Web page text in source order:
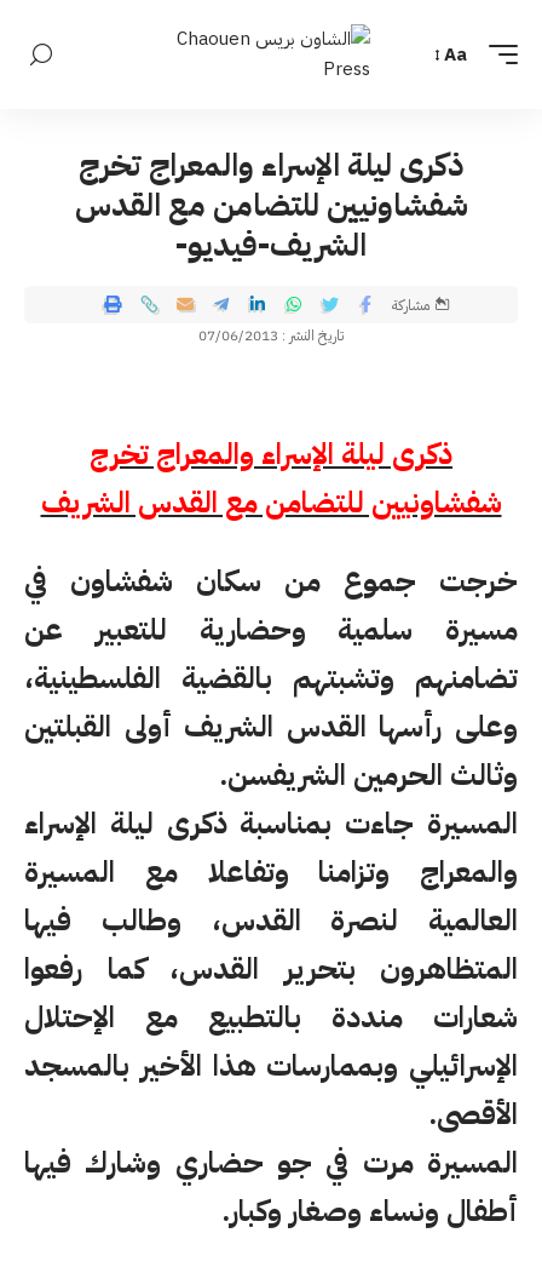
Aa
ذكرى ليلة الإسراء والمعراج تخرج
شفشاونيين للتضامن مع القدس
الشريف-فيديو-
تاريخ النشر : 07/06/2013
مشاركة
ذكرى ليلة الإسراء والمعراج تخرج
شفشاونيين للتضامن مع القدس الشريف
خرجت جموع من سكان شفشاون في
مسيرة سلمية وحضارية للتعبير عن
تضامنهم وتشبتهم بالقضية الفلسطينية،
وعلى رأسها القدس الشريف أولى القبلتين
وثالث الحرمين الشريفسن.
المسيرة جاءت بمناسبة ذكرى ليلة الإسراء
والمعراج وتزامنا وتفاعلا مع المسيرة
العالمية لنصرة القدس، وطالب فيها
المتظاهرون بتحرير القدس، كما رفعوا
شعارات منددة بالتطبيع مع الإحتلال
الإسرائيلي وبممارسات هذا الأخير بالمسجد
الأقصى.
المسيرة مرت في جو حضاري وشارك فيها
أطفال ونساء وصغار وكبار.